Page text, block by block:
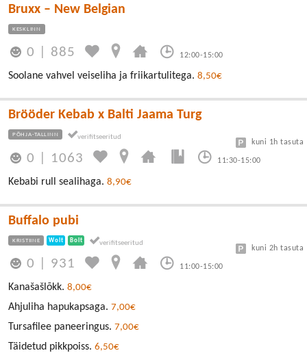
Bruxx – New Belgian
KESKLINN
0 885 12:00-15:00
Soolane vahvel veiseliha ja friikartulitega. 8,50€
Brööder Kebab x Balti Jaama Turg
PÕHJA-TALLINN
0 1063 11:30-15:00
kuni 1h tasuta
Kebabi rull sealihaga. 8,90€
Buffalo pubi
KRISTIINE Wolt Bolt
0 931 11:00-15:00
kuni 2h tasuta
Kanašašlõkk. 8,00€
Ahjuliha hapukapsaga. 7,00€
Tursafilee paneeringus. 7,00€
Täidetud pikkpoiss. 6,50€